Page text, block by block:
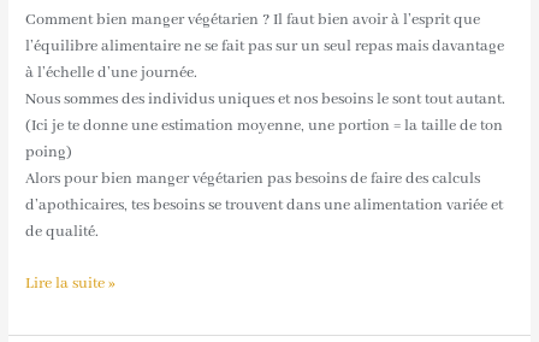
Comment bien manger végétarien ? Il faut bien avoir à l’esprit que
l’équilibre alimentaire ne se fait pas sur un seul repas mais davantage
à l’échelle d’une journée.
Nous sommes des individus uniques et nos besoins le sont tout autant.
(Ici je te donne une estimation moyenne, une portion = la taille de ton
poing)
Alors pour bien manger végétarien pas besoins de faire des calculs
d’apothicaires, tes besoins se trouvent dans une alimentation variée et
de qualité.
végétarien
?
Lire la suite »